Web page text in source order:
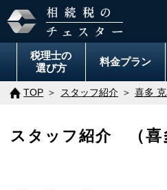
税理士の
選び方
料金プラン
TOP スタッフ紹介 喜多
スタッフ紹介 （